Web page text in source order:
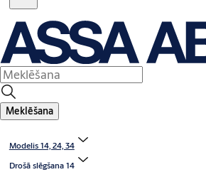
Meklēšana
Modelis 14, 24, 34
Drošā slēgšana 14